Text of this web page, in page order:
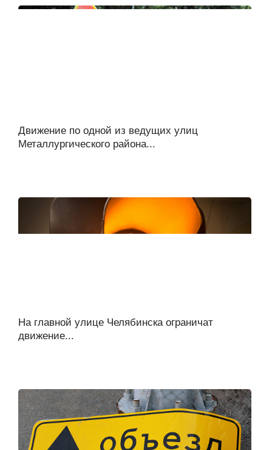
Движение по одной из ведущих улиц
Металлургического района...
На главной улице Челябинска ограничат
движение...